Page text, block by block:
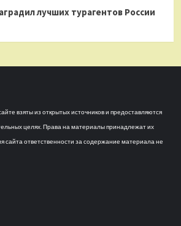
лучших турагентов России
взяты из открытых источников и предоставляются
целях. Права на материалы принадлежат их
сайта ответственности за содержание материала не